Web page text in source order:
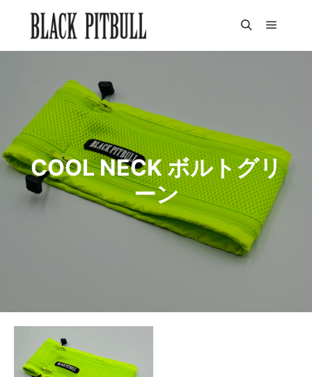
COOL NECK ボルトグリ
ーン